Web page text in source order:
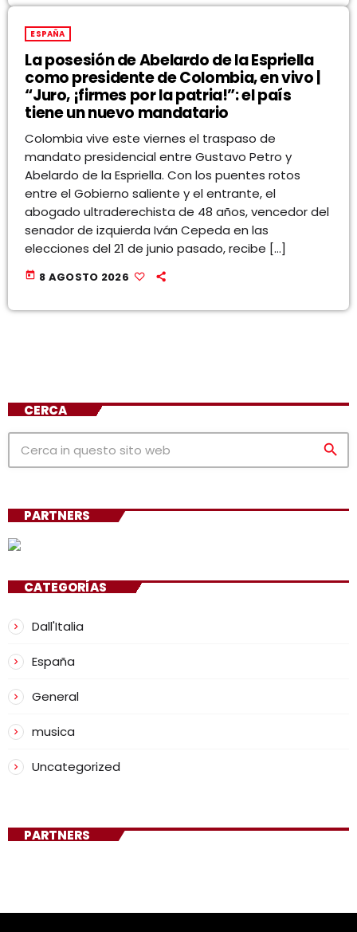
ESPAÑA
La posesión de Abelardo de la Espriella
como presidente de Colombia, en vivo |
“Juro, ¡firmes por la patria!”: el país
tiene un nuevo mandatario
Colombia vive este viernes el traspaso de
mandato presidencial entre Gustavo Petro y
Abelardo de la Espriella. Con los puentes rotos
entre el Gobierno saliente y el entrante, el
abogado ultraderechista de 48 años, vencedor del
senador de izquierda Iván Cepeda en las
elecciones del 21 de junio pasado, recibe […]
today 8 AGOSTO 2026
CERCA
search
PARTNERS
CATEGORÍAS
Dall'Italia
España
General
musica
Uncategorized
PARTNERS